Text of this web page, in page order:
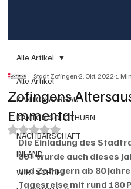
Alle Artikel
KANTON AARGAU
KANTON SOLOTHURN
NACHBARSCHAFT
INLAND
WIRTSCHAFT
Alle Artikel
Zofingens
Emmental
Stadt Zofingen2. Okt. 20221
Mit NaN von 5 Sternen
Die Einladung des
80+ wurde auch dieses
und Zofingern ab 80
Tagesreise mit rund 180